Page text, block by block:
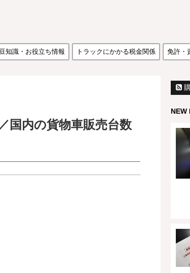
知識・お役立ち情報 トラックにかかる税金関係 免許・
国内の貨物車販売台数
NEW